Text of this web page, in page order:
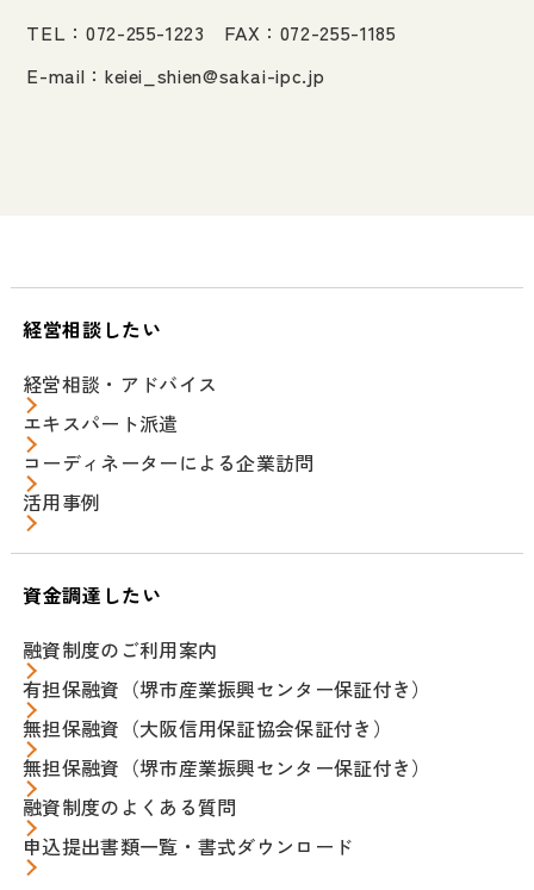
TEL：072-255-1223 FAX：072-255-1185
E-mail： keiei_shien@sakai-ipc.jp
経営相談したい
経営相談・アドバイス
エキスパート派遣
コーディネーターによる企業訪問
活用事例
資金調達したい
融資制度のご利用案内
有担保融資（堺市産業振興センター保証付き）
無担保融資（大阪信用保証協会保証付き）
無担保融資（堺市産業振興センター保証付き）
融資制度のよくある質問
申込提出書類一覧・書式ダウンロード